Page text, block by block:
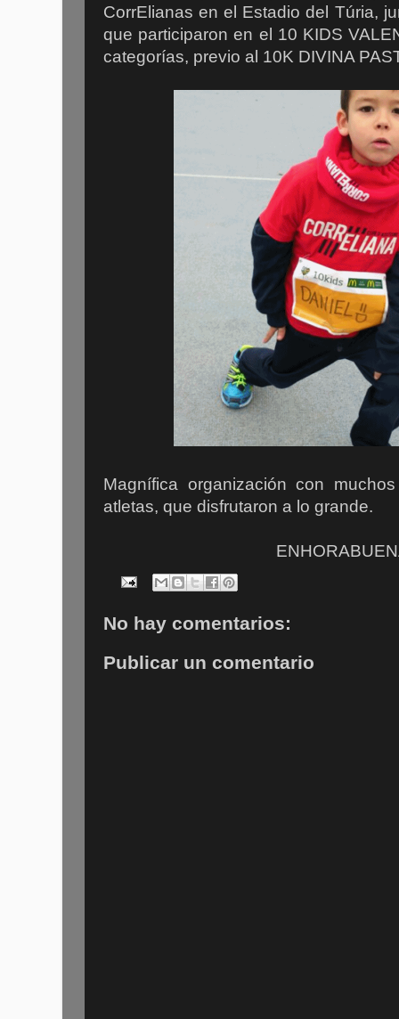
CorrElianas en el Estadio del Túria,
que participaron en el 10 KIDS
categorías, previo al 10K DIVINA
Magnífica organización con
atletas, que disfrutaron a lo grande.
No hay comentarios:
Publicar un comentario